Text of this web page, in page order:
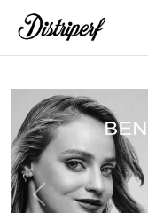
Anterior